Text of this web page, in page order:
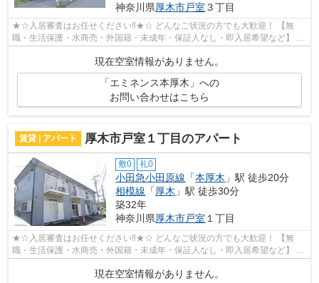
神奈川県厚木市戸室 ３丁目
★☆入居審査はお任せください‼★☆ どんなご状況の方でも大歓迎！ 【無
職・生活保護・水商売・外国籍・未成年・保証人なし・即入居希望など】 ネ
現在空室情報がありません。
「エミネンス本厚木」への
お問い合わせはこちら
賃貸 | アパート 厚木市戸室１丁目のアパート
敷0 礼0
小田急小田原線 「本厚木 」駅 徒歩20分
相模線 「厚木 」駅 徒歩30分
築32年
神奈川県厚木市戸室 １丁目
★☆入居審査はお任せください‼★☆ どんなご状況の方でも大歓迎！ 【無
職・生活保護・水商売・外国籍・未成年・保証人なし・即入居希望など】 ネ
現在空室情報がありません。